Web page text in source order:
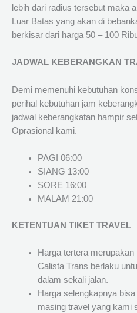
lebih dari radius tersebut maka
Luar Batas yang akan di
berkisar dari harga 50 – 100
JADWAL KEBERANGKAN
Demi memenuhi kebutuhan
perihal kebutuhan jam
jadwal keberangkatan hampir
Oprasional kami.
PAGI 06:00
SIANG 13:00
SORE 16:00
MALAM 21:00
KETENTUAN TIKET TRAVEL
Harga tertera
Calista Trans berlaku
dalam sekali jalan.
Harga selengkapnya
masing travel yang kami